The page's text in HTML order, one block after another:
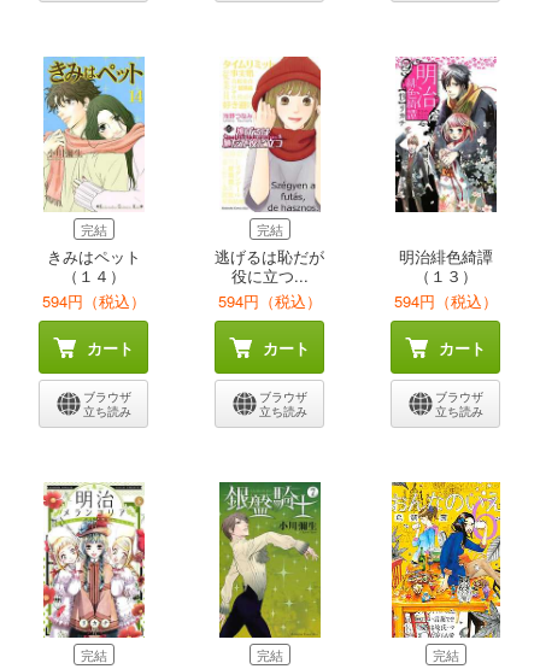
完結
きみはペット
（１４）
594円（税込）
カート
ブラウザ
立ち読み
完結
逃げるは恥だが
役に立つ...
594円（税込）
カート
ブラウザ
立ち読み
明治緋色綺譚
（１３）
594円（税込）
カート
ブラウザ
立ち読み
完結 完結 完結